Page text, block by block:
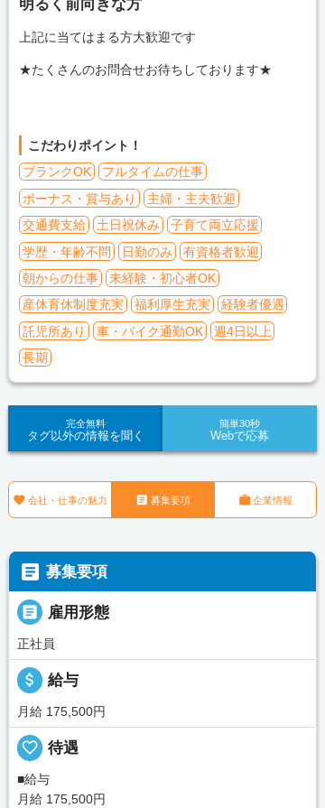
明るく前向きな方
上記に当てはまる方大歓迎です
★たくさんのお問合せお待ちしております★
こだわりポイント！
ブランクOK
フルタイムの仕事
ボーナス・賞与あり
主婦・主夫歓迎
交通費支給
土日祝休み
子育て両立応援
学歴・年齢不問
日勤のみ
有資格者歓迎
朝からの仕事
未経験・初心者OK
産休育休制度充実
福利厚生充実
経験者優遇
託児所あり
車・バイク通勤OK
週4日以上
長期
完全無料
タグ以外の情報を聞く
簡単30秒
Webで応募
 会社・仕事の魅力  募集要項 企業情報
 募集要項
 雇用形態
正社員
attach_money 給与
月給 175,500円
favorite_border 待遇
■給与
月給 175,500円